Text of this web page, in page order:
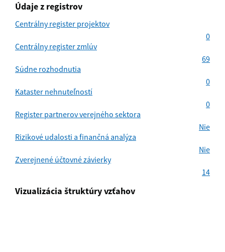
Údaje z registrov
Centrálny register projektov
0
Centrálny register zmlúv
69
Súdne rozhodnutia
0
Kataster nehnuteľností
0
Register partnerov verejného sektora
Nie
Rizikové udalosti a finančná analýza
Nie
Zverejnené účtovné závierky
14
Vizualizácia štruktúry vzťahov